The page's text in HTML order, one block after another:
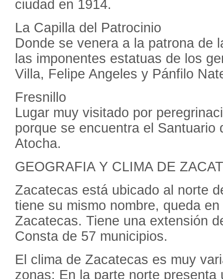
ciudad en 1914.
La Capilla del Patrocinio
Donde se venera a la patrona de
las imponentes estatuas de los
Villa, Felipe Angeles y Pánfilo
Fresnillo
Lugar muy visitado por
porque se encuentra el Santuario
Atocha.
GEOGRAFIA Y CLIMA DE
Zacatecas está ubicado al norte
tiene su mismo nombre, queda
Zacatecas. Tiene una extensión
Consta de 57 municipios.
El clima de Zacatecas es muy
zonas: En la parte norte presenta